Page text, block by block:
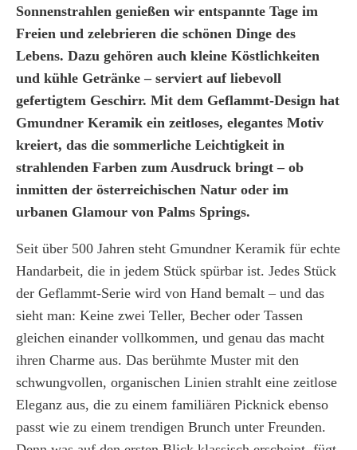
Sonnenstrahlen genießen wir entspannte Tage im
Freien und zelebrieren die schönen Dinge des
Lebens. Dazu gehören auch kleine Köstlichkeiten
und kühle Getränke – serviert auf liebevoll
gefertigtem Geschirr. Mit dem Geflammt-Design hat
Gmundner Keramik ein zeitloses, elegantes Motiv
kreiert, das die sommerliche Leichtigkeit in
strahlenden Farben zum Ausdruck bringt – ob
inmitten der österreichischen Natur oder im
urbanen Glamour von Palms Springs.
Seit über 500 Jahren steht Gmundner Keramik für echte
Handarbeit, die in jedem Stück spürbar ist. Jedes Stück
der Geflammt-Serie wird von Hand bemalt – und das
sieht man: Keine zwei Teller, Becher oder Tassen
gleichen einander vollkommen, und genau das macht
ihren Charme aus. Das berühmte Muster mit den
schwungvollen, organischen Linien strahlt eine zeitlose
Eleganz aus, die zu einem familiären Picknick ebenso
passt wie zu einem trendigen Brunch unter Freunden.